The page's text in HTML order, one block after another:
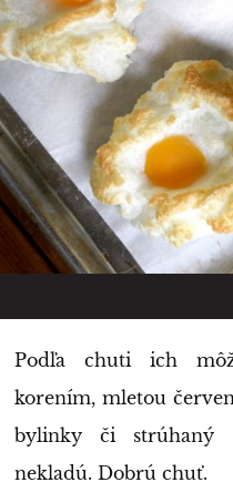
Podľa chuti ich
korením, mletou
bylinky či strúhaný
nekladú. Dobrú chuť.